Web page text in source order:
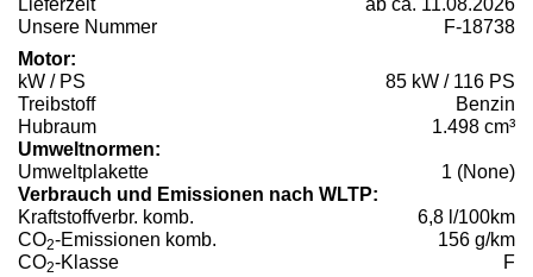
Unsere Nummer
F-18738
Motor:
kW / PS
85 kW / 116 PS
Treibstoff
Benzin
Hubraum
1.498 cm³
Umweltnormen:
Umweltplakette
1 (None)
Verbrauch und Emissionen nach WLTP:
Kraftstoffverbr. komb.
6,8 l/100km
CO2-Emissionen komb.
156 g/km
CO2-Klasse F